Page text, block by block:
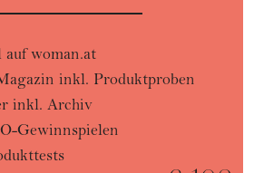
woman.at
inkl. Produktproben
inkl. Archiv
Gewinnspielen